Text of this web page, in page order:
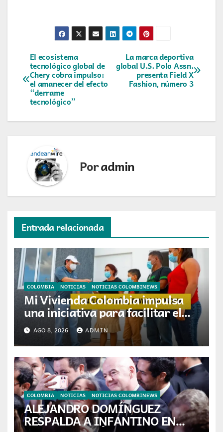
Navegación
de
entradas
La marca deportiva
global U.S. Polo Assn.
presenta Field X
Fashion, número 3
El ecosistema
tecnológico global de
Chery cobra impulso:
el amanecer del efecto
“derrame
tecnológico”
Poradmin
Entrada relacionada
COLOMBIA NOTICIAS NOTICIAS COLOMBINEWS
Mi Vivienda Colombia impulsa
una iniciativa para facilitar el
acceso a la vivienda de familias
colombianas
AGO 8, 2026 ADMIN
COLOMBIA NOTICIAS NOTICIAS COLOMBINEWS
ALEJANDRO DOMÍNGUEZ
RESPALDA A INFANTINO EN